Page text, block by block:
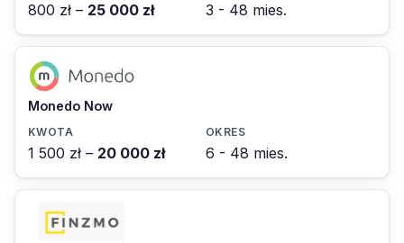
800 zł – 25 000 zł 3 - 48 mies.
Monedo Now
1 500 zł – 20 000 zł 6 - 48 mies.